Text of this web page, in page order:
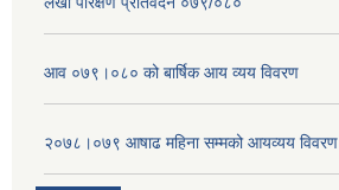
आव ०७९।०८० को बार्षिक आय व्यय विवरण
२०७८।०७९ आषाढ महिना सम्मको आयव्यय विवरण